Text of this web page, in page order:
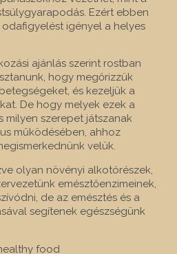
Ezért ebben
igényel a helyes
ajánlás szerint rostban
hogy megőrizzük
és kezeljük a
De hogy melyek ezek a
milyen szerepet játszanak
működésében, ahhoz
velük.
olyan növényi alkotórészek,
emésztőenzimeinek,
de az emésztés és a
segítenek egészségünk